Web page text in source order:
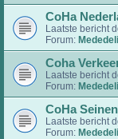
CoHa
Laatste bericht
Forum:
Coha
Laatste bericht
Forum:
CoHa
Laatste bericht
Forum: